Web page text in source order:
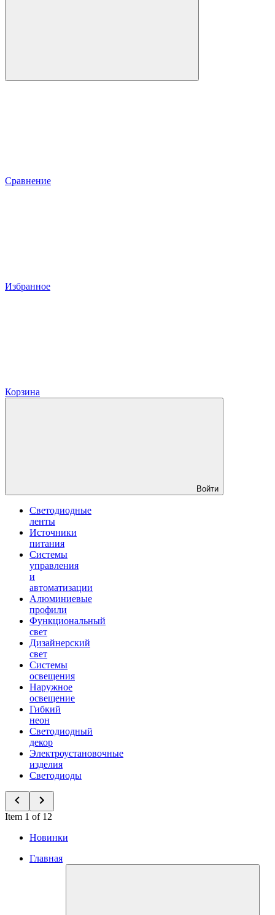
Сравнение
Избранное
Корзина
Войти
Светодиодные
ленты
Источники
питания
Системы
управления
и
автоматизации
Алюминиевые
профили
Функциональный
свет
Дизайнерский
свет
Системы
освещения
Наружное
освещение
Гибкий
неон
Светодиодный
декор
Электроустановочные
изделия
Светодиоды
Item 1 of 12
Новинки
Главная